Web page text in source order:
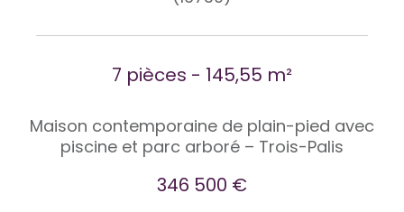
7 pièces - 145,55 m²
Maison contemporaine de plain-pied avec
piscine et parc arboré – Trois-Palis
346 500 €